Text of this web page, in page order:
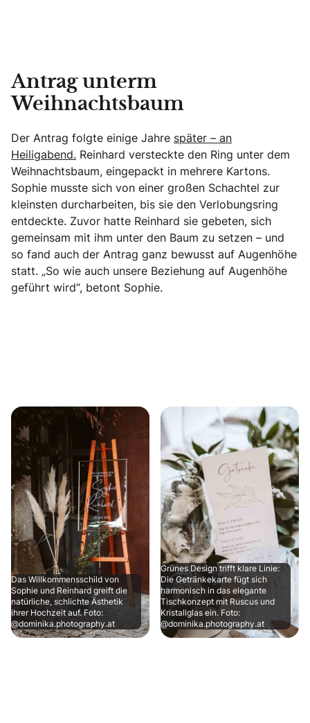
Antrag unterm
Weihnachtsbaum
Der Antrag folgte einige Jahre später – an
Heiligabend. Reinhard versteckte den Ring unter dem
Weihnachtsbaum, eingepackt in mehrere Kartons.
Sophie musste sich von einer großen Schachtel zur
kleinsten durcharbeiten, bis sie den Verlobungsring
entdeckte. Zuvor hatte Reinhard sie gebeten, sich
gemeinsam mit ihm unter den Baum zu setzen – und
so fand auch der Antrag ganz bewusst auf Augenhöhe
statt. „So wie auch unsere Beziehung auf Augenhöhe
geführt wird“, betont Sophie.
Das Willkommensschild von
Sophie und Reinhard greift die
natürliche, schlichte Ästhetik
ihrer Hochzeit auf. Foto:
@dominika.photography.at
Grünes Design trifft klare Linie:
Die Getränkekarte fügt sich
harmonisch in das elegante
Tischkonzept mit Ruscus und
Kristallglas ein. Foto:
@dominika.photography.at